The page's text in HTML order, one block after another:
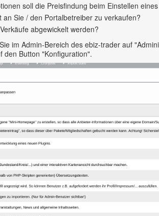
soll die Preisfindung beim Einstellen
Sie / den Portalbetreiber zu verkaufen?
abgewickelt werden?
im Admin-Bereich des ebiz-trader auf
den Button "Konfiguration".